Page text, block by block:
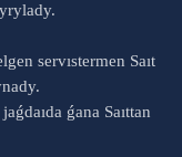
servıstermen Saıt
ǵana Saıttan